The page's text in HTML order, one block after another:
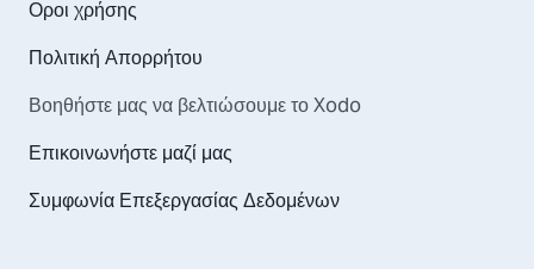
Οροι χρήσης
Πολιτική Απορρήτου
Βοηθήστε μας να βελτιώσουμε το Xodo
Επικοινωνήστε μαζί μας
Συμφωνία Επεξεργασίας Δεδομένων